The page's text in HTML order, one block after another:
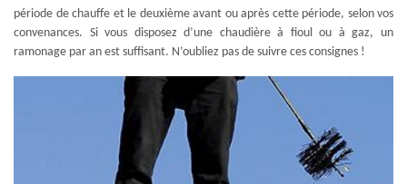
période de chauffe et le deuxième avant ou après cette période, selon vos
convenances. Si vous disposez d’une chaudière à fioul ou à gaz, un
ramonage par an est suffisant. N’oubliez pas de suivre ces consignes !